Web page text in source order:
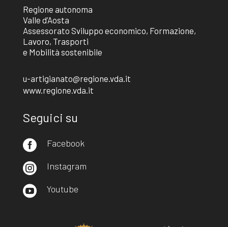
Regione autonoma
Valle d’Aosta
Assessorato Sviluppo economico, Formazione,
Lavoro, Trasporti
e Mobilità sostenibile
u-artigianato@regione.vda.it
www.regione.vda.it
Seguici su
 Facebook
 Instagram
 Youtube